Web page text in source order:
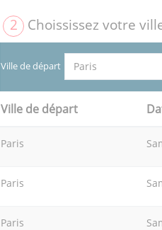
2 Choississez votre
Ville de départ
Ville de départ
Paris
Paris
Paris